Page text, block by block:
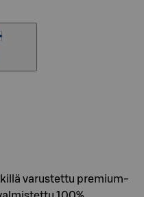
varustettu premium-